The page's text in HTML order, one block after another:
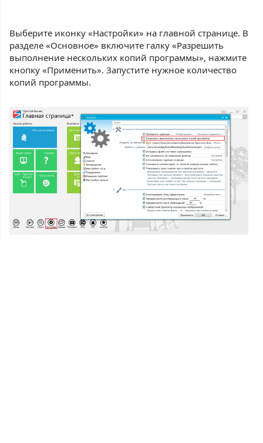
Выберите иконку «Настройки» на главной странице. В
разделе «Основное» включите галку «Разрешить
выполнение нескольких копий программы», нажмите
кнопку «Применить». Запустите нужное количество
копий программы.